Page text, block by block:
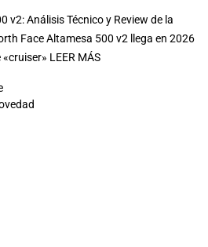
v2: Análisis Técnico y Review de la
Face Altamesa 500 v2 llega en 2026
LEER MÁS